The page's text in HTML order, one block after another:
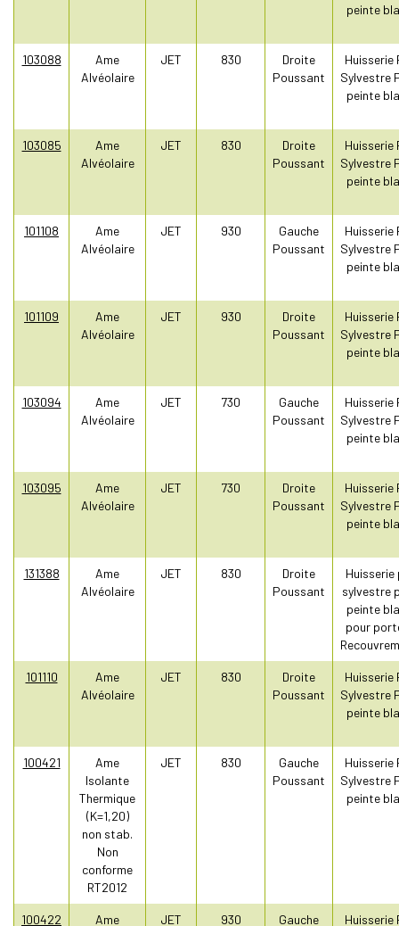
peinte
103088
Ame
Alvéolaire
JET 830
Droite
Poussant
Huisserie
Sylvestre
peinte
103085
Ame
Alvéolaire
JET 830
Droite
Poussant
Huisserie
Sylvestre
peinte
101108
Ame
Alvéolaire
JET 930
Gauche
Poussant
Huisserie
Sylvestre
peinte
101109
Ame
Alvéolaire
JET 930
Droite
Poussant
Huisserie
Sylvestre
peinte
103094
Ame
Alvéolaire
JET 730
Gauche
Poussant
Huisserie
Sylvestre
peinte
103095
Ame
Alvéolaire
JET 730
Droite
Poussant
Huisserie
Sylvestre
peinte
131388
Ame
Alvéolaire
JET 830
Droite
Poussant
Huisserie
sylvestre
peinte
pour
101110
Ame
Alvéolaire
JET 830
Droite
Poussant
Huisserie
Sylvestre
peinte
100421
Ame
Isolante
Thermique
(K=1,20)
non stab.
Non
conforme
RT2012
JET 830
Gauche
Poussant
Huisserie
Sylvestre
peinte
100422 Ame JET 930 Gauche Huisserie